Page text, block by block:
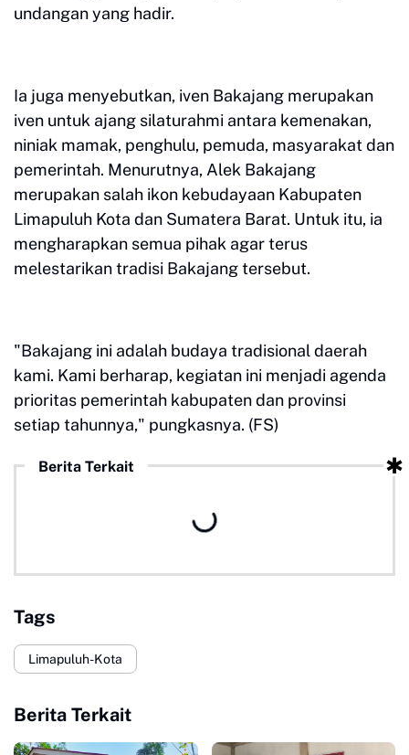
undangan yang hadir.
Ia juga menyebutkan, iven Bakajang merupakan
iven untuk ajang silaturahmi antara kemenakan,
niniak mamak, penghulu, pemuda, masyarakat dan
pemerintah. Menurutnya, Alek Bakajang
merupakan salah ikon kebudayaan Kabupaten
Limapuluh Kota dan Sumatera Barat. Untuk itu, ia
mengharapkan semua pihak agar terus
melestarikan tradisi Bakajang tersebut.
"Bakajang ini adalah budaya tradisional daerah
kami. Kami berharap, kegiatan ini menjadi agenda
prioritas pemerintah kabupaten dan provinsi
setiap tahunnya," pungkasnya. (FS)
Berita Terkait
Tags
Limapuluh-Kota
Berita Terkait